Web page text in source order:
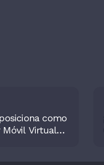
como
Móvil Virtual